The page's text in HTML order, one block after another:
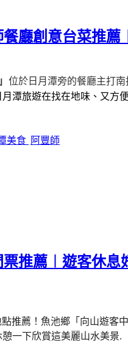
廳創意台菜推
位於日月潭旁的餐廳主打
潭旅遊在找在地味、又
美食 阿豐師
推薦︱遊客休息
推薦！魚池鄉「向山遊客
一下欣賞這美麗山水美景.